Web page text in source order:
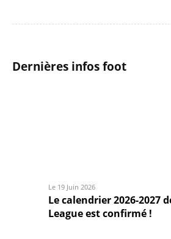
Dernières infos foot
Le 19 Juin 2026
Le calendrier 2026-2027
League est confirmé !